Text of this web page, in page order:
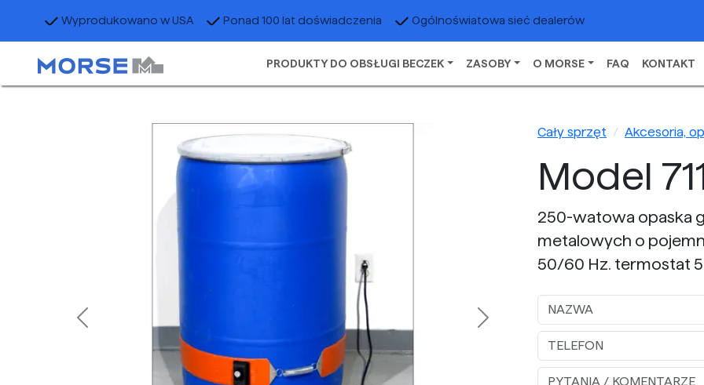
Wyprodukowano w USA Ponad 100 lat doświadczenia Ogólnoświatowa sieć dealerów
PRODUKTY DO OBSŁUGI BECZEK ZASOBY O MORSE FAQ KONTAKT
Previous Next
Cały sprzęt Akcesoria,
Model
250-watowa opaska
metalowych o
50/60 Hz. termostat